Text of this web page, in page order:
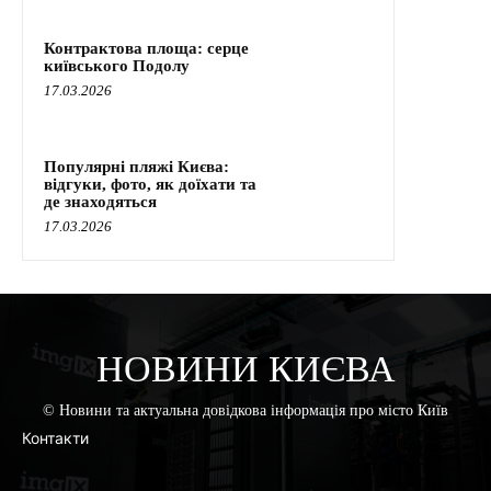
Контрактова площа: серце
київського Подолу
17.03.2026
Популярні пляжі Києва:
відгуки, фото, як доїхати та
де знаходяться
17.03.2026
НОВИНИ КИЄВА
© Новини та актуальна довідкова інформація про місто Київ
Контакти